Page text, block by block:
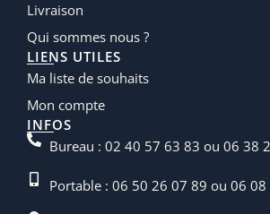
Livraison
Qui sommes nous ?
LIENS UTILES
Ma liste de souhaits
Mon compte
INFOS
Bureau : 02 40 57 63 83 ou 06 38
Portable : 06 50 26 07 89 ou 06